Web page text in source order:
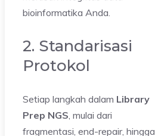
bioinformatika Anda.
2. Standarisasi
Protokol
Setiap langkah dalam Library
Prep NGS , mulai dari
fragmentasi, end-repair, hingga